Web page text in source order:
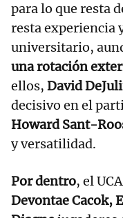
para lo que resta
resta experiencia
universitario,
una rotación
ellos, David
decisivo en el
Howard Sant-
y versatilidad.
Por dentro, el
Devontae Cacok,